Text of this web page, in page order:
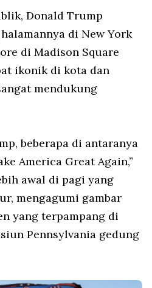
Donald Trump
di New York
di Madison Square
ikonik di kota dan
mendukung
beberapa di antaranya
America Great Again,”
awal di pagi yang
mengagumi gambar
yang terpampang di
Pennsylvania gedung